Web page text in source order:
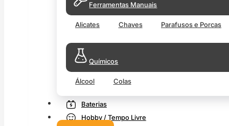
Ferramentas Manuais
Alicates Chaves Parafusos e Porcas
Químicos
Álcool Colas
Baterias
Hobby / Tempo Livre